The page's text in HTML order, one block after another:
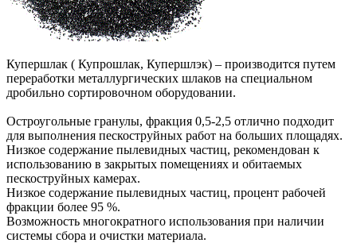
Купершлак ( Купрошлак, Купершлэк) – производится путем
переработки металлургических шлаков на специальном
дробильно сортировочном оборудовании.
Остроугольные гранулы, фракция 0,5-2,5 отлично подходит
для выполнения пескоструйных работ на больших площадях.
Низкое содержание пылевидных частиц, рекомендован к
использованию в закрытых помещениях и обитаемых
пескоструйных камерах.
Низкое содержание пылевидных частиц, процент рабочей
фракции более 95 %.
Возможность многократного использования при наличии
системы сбора и очистки материала.